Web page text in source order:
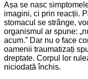
Așa se nasc
imagini, ci prin reacții.
stomacul se strânge,
organismul ar spune:
acum.” Dar nu o face
oamenii traumatizați
dreptate. Corpul lor
niciodată închis.